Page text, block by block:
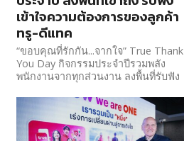
เข้าใจความต้องการของลูกค้า
ทรู-ดีแทค
“ขอบคุณที่รักกัน...จากใจ” True Thank
You Day กิจกรรมประจำปีรวมพลัง
พนักงานจากทุกส่วนงาน ลงพื้นที่รับฟัง